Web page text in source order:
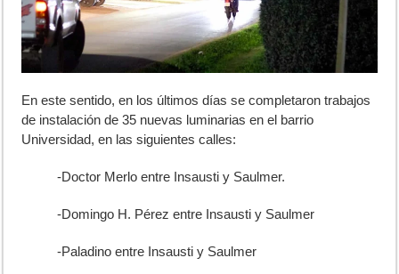
En este sentido, en los últimos días se completaron trabajos
de instalación de 35 nuevas luminarias en el barrio
Universidad, en las siguientes calles:
-Doctor Merlo entre Insausti y Saulmer.
-Domingo H. Pérez entre Insausti y Saulmer
-Paladino entre Insausti y Saulmer